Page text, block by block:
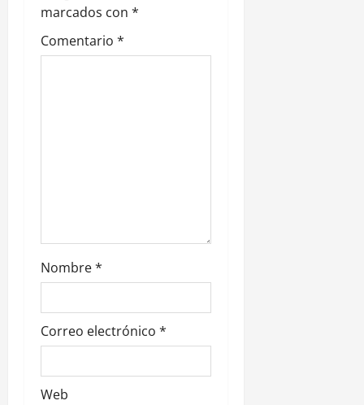
e
n
a
s
marcados con *
Comentario *
Nombre*
Correo electrónico *
Web